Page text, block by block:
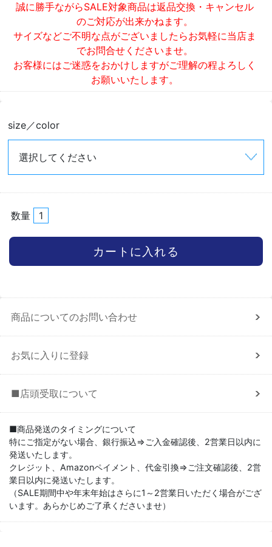
誠に勝手ながらSALE対象商品は返品交換・キャンセル
のご対応が出来かねます。
サイズなどご不明な点がございましたらお気軽に当店ま
でお問合せくださいませ。
お客様にはご迷惑をおかけしますがご理解の程よろしく
お願いいたします。
size／color
数量
商品についてのお問い合わせ
お気に入りに登録
■店頭受取について
■商品発送のタイミングについて
特にご指定がない場合、銀行振込⇒ご入金確認後、2営業日以内に
発送いたします。
クレジット、Amazonペイメント、代金引換⇒ご注文確認後、2営
業日以内に発送いたします。
（SALE期間中や年末年始はさらに1～2営業日いただく場合がござ
います。あらかじめご了承くださいませ）